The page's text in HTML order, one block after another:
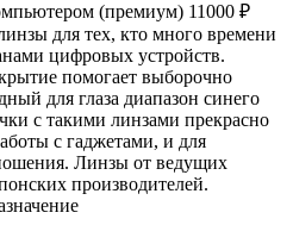
(премиум) 11000 ₽
для тех, кто много времени
цифровых устройств.
помогает выборочно
для глаза диапазон синего
с такими линзами прекрасно
с гаджетами, и для
Линзы от ведущих
производителей.